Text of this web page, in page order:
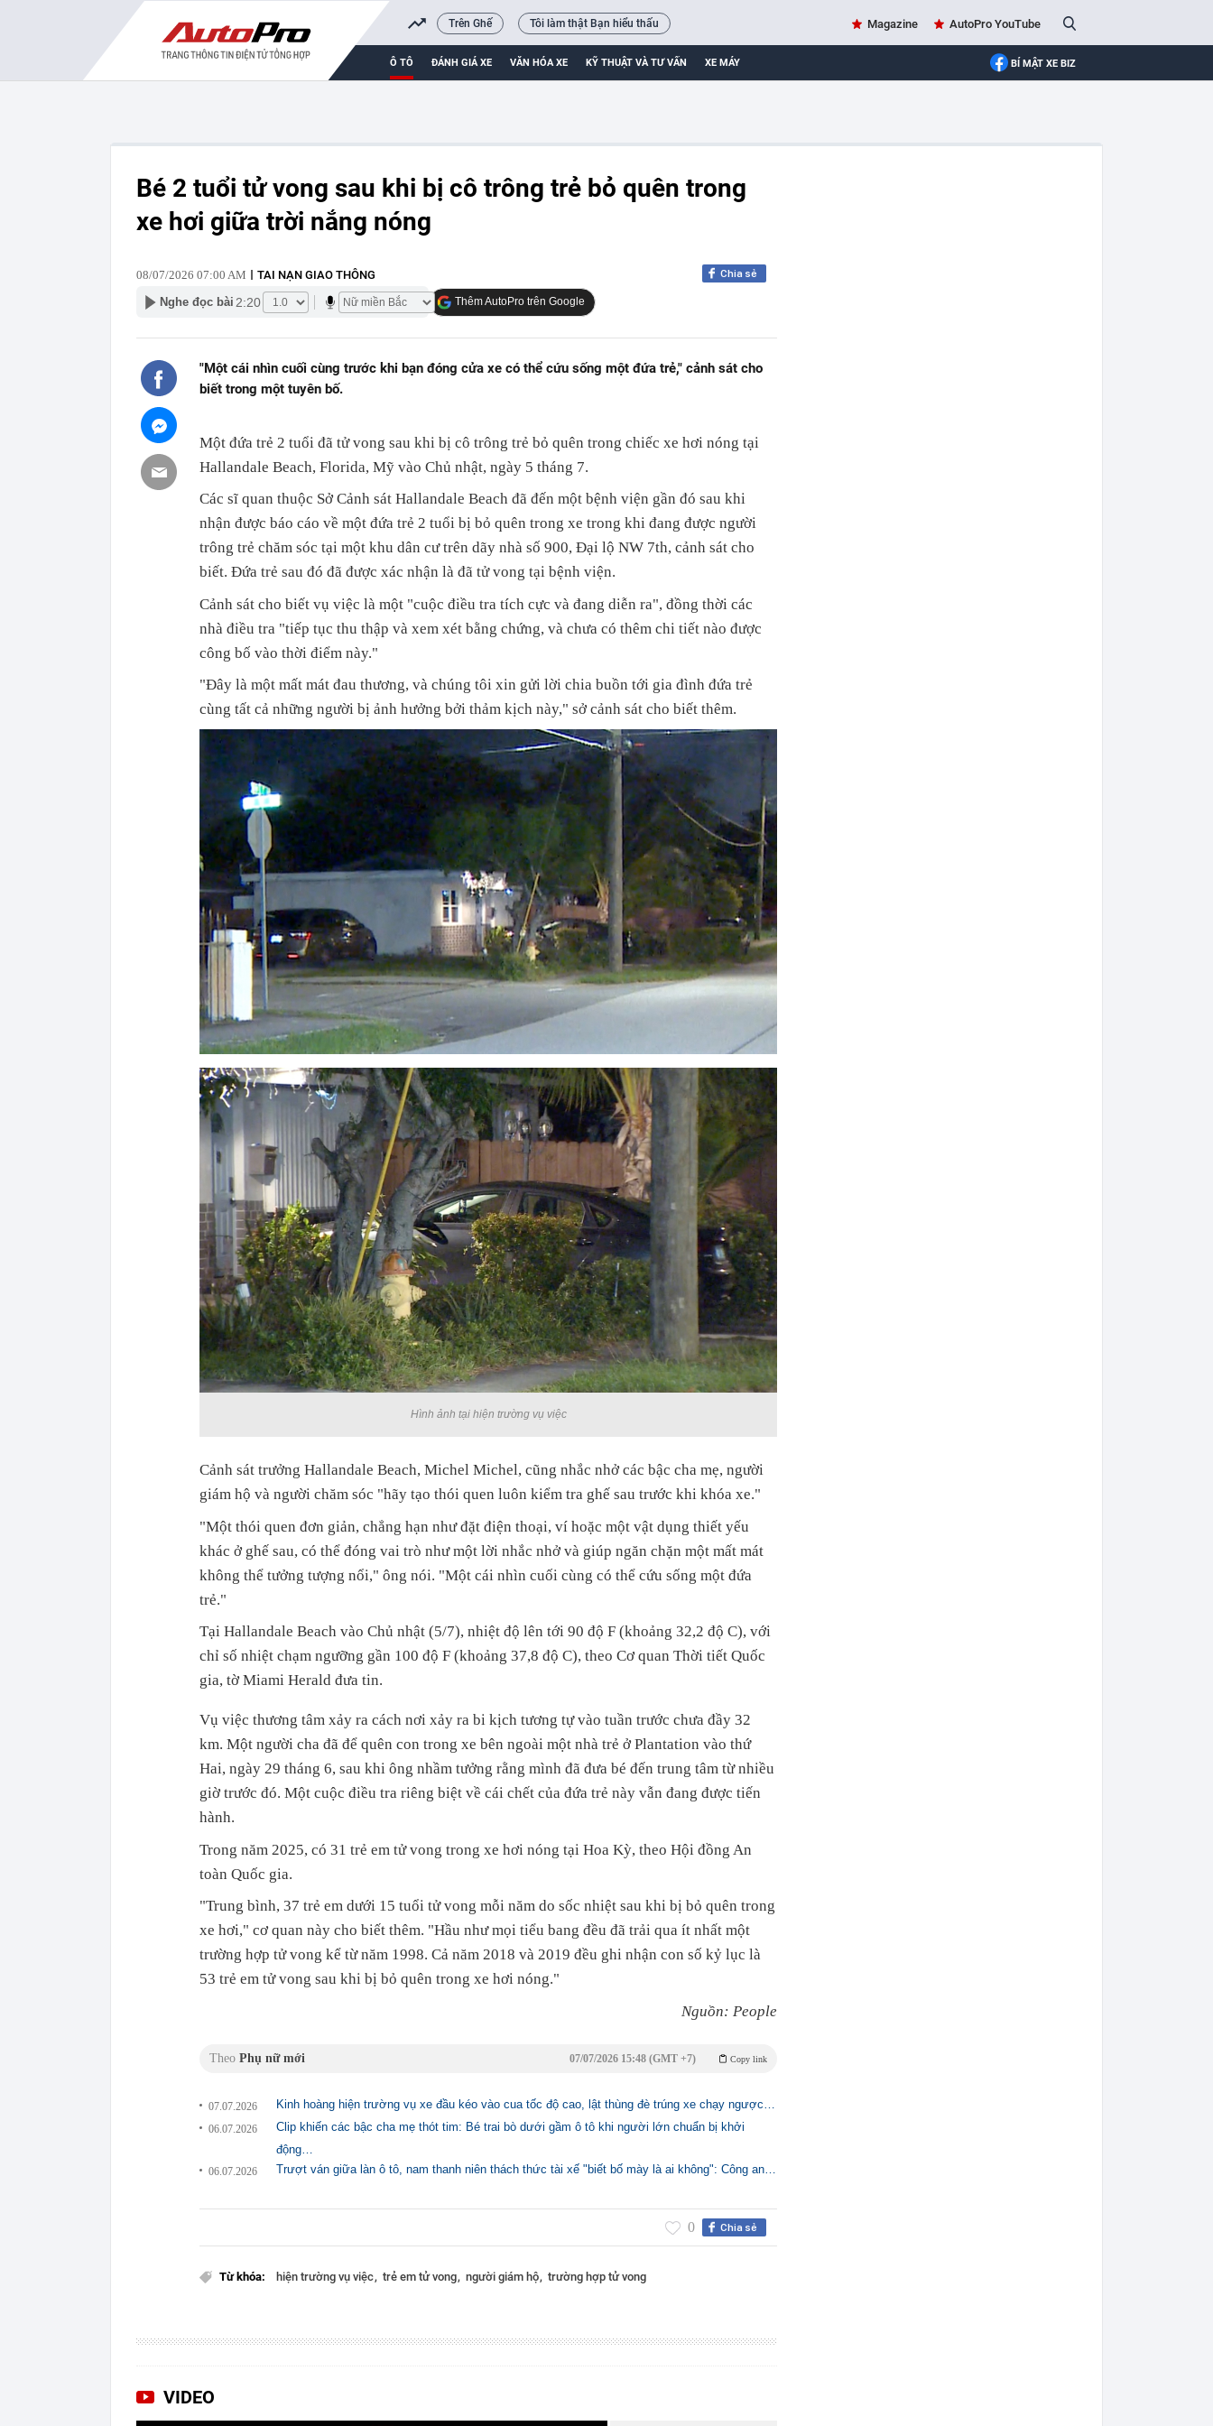
Trên Ghế Tôi làm thật Bạn hiểu thấu Magazine AutoPro YouTube
Ô TÔ ĐÁNH GIÁ XE VĂN HÓA XE KỸ THUẬT VÀ TƯ VẤN XE MÁY BÍ MẬT XE BIZ
Bé 2 tuổi tử vong sau khi bị cô trông trẻ bỏ quên trong
xe hơi giữa trời nắng nóng
08/07/2026 07:00 AM TAI NẠN GIAO THÔNG Chia sẻ
Thêm AutoPro trên Google
Nghe đọc bài 2:20
"Một cái nhìn cuối cùng trước khi bạn đóng cửa xe có thể cứu sống một đứa trẻ," cảnh sát cho
biết trong một tuyên bố.
Một đứa trẻ 2 tuổi đã tử vong sau khi bị cô trông trẻ bỏ quên trong chiếc xe hơi nóng tại
Hallandale Beach, Florida, Mỹ vào Chủ nhật, ngày 5 tháng 7.
Các sĩ quan thuộc Sở Cảnh sát Hallandale Beach đã đến một bệnh viện gần đó sau khi
nhận được báo cáo về một đứa trẻ 2 tuổi bị bỏ quên trong xe trong khi đang được người
trông trẻ chăm sóc tại một khu dân cư trên dãy nhà số 900, Đại lộ NW 7th, cảnh sát cho
biết. Đứa trẻ sau đó đã được xác nhận là đã tử vong tại bệnh viện.
Cảnh sát cho biết vụ việc là một "cuộc điều tra tích cực và đang diễn ra", đồng thời các
nhà điều tra "tiếp tục thu thập và xem xét bằng chứng, và chưa có thêm chi tiết nào được
công bố vào thời điểm này."
"Đây là một mất mát đau thương, và chúng tôi xin gửi lời chia buồn tới gia đình đứa trẻ
cùng tất cả những người bị ảnh hưởng bởi thảm kịch này," sở cảnh sát cho biết thêm.
Hình ảnh tại hiện trường vụ việc
Cảnh sát trưởng Hallandale Beach, Michel Michel, cũng nhắc nhở các bậc cha mẹ, người
giám hộ và người chăm sóc "hãy tạo thói quen luôn kiểm tra ghế sau trước khi khóa xe."
"Một thói quen đơn giản, chẳng hạn như đặt điện thoại, ví hoặc một vật dụng thiết yếu
khác ở ghế sau, có thể đóng vai trò như một lời nhắc nhở và giúp ngăn chặn một mất mát
không thể tưởng tượng nổi," ông nói. "Một cái nhìn cuối cùng có thể cứu sống một đứa
trẻ."
Tại Hallandale Beach vào Chủ nhật (5/7), nhiệt độ lên tới 90 độ F (khoảng 32,2 độ C), với
chỉ số nhiệt chạm ngưỡng gần 100 độ F (khoảng 37,8 độ C), theo Cơ quan Thời tiết Quốc
gia, tờ Miami Herald đưa tin.
Vụ việc thương tâm xảy ra cách nơi xảy ra bi kịch tương tự vào tuần trước chưa đầy 32
km. Một người cha đã để quên con trong xe bên ngoài một nhà trẻ ở Plantation vào thứ
Hai, ngày 29 tháng 6, sau khi ông nhầm tưởng rằng mình đã đưa bé đến trung tâm từ nhiều
giờ trước đó. Một cuộc điều tra riêng biệt về cái chết của đứa trẻ này vẫn đang được tiến
hành.
Trong năm 2025, có 31 trẻ em tử vong trong xe hơi nóng tại Hoa Kỳ, theo Hội đồng An
toàn Quốc gia.
"Trung bình, 37 trẻ em dưới 15 tuổi tử vong mỗi năm do sốc nhiệt sau khi bị bỏ quên trong
xe hơi," cơ quan này cho biết thêm. "Hầu như mọi tiểu bang đều đã trải qua ít nhất một
trường hợp tử vong kể từ năm 1998. Cả năm 2018 và 2019 đều ghi nhận con số kỷ lục là
53 trẻ em tử vong sau khi bị bỏ quên trong xe hơi nóng."
Nguồn: People
Theo Phụ nữ mới Copy link
07/07/2026 15:48 (GMT +7)
07.07.2026 Kinh hoàng hiện trường vụ xe đầu kéo vào cua tốc độ cao, lật thùng đè trúng xe chạy ngược…
06.07.2026
Clip khiến các bậc cha mẹ thót tim: Bé trai bò dưới gầm ô tô khi người lớn chuẩn bị khởi
động…
06.07.2026 Trượt ván giữa làn ô tô, nam thanh niên thách thức tài xế "biết bố mày là ai không": Công an…
Chia sẻ
0
Từ khóa: hiện trường vụ việc trẻ em tử vong người giám hộ trường hợp tử vong
VIDEO